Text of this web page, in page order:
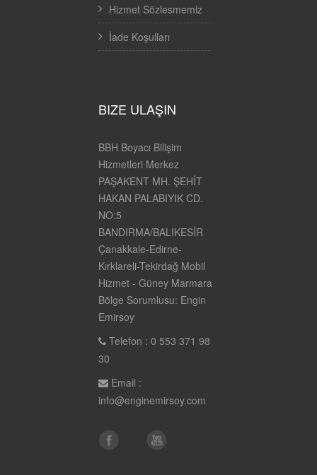
Hizmet Sözlesmemiz
İade Koşulları
BIZE ULAŞIN
BBH Boyacı Bilişim
Hizmetleri Merkez
PAŞAKENT MH. ŞEHİT
HAKAN PALABIYIK CD.
NO:5
BANDIRMA/BALIKESİR
Çanakkale-Edirne-
Kırklareli-Tekirdağ Mobil
Hizmet - Güney Marmara
Bölge Sorumlusu: Engin
Emirsoy
Telefon : 0 553 371 98
30
Email :
info@enginemirsoy.com